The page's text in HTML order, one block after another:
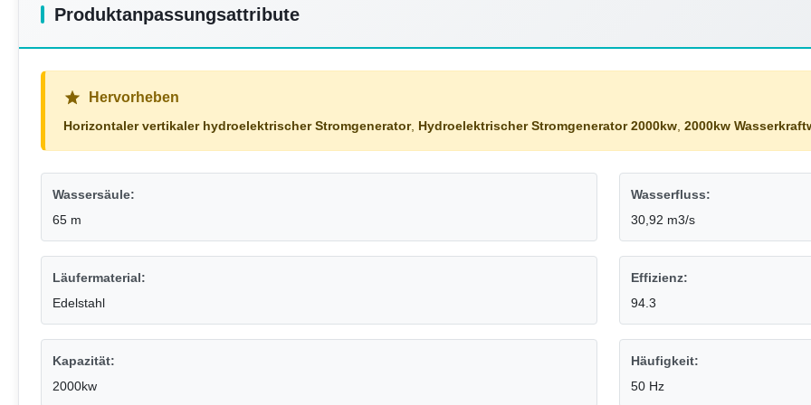
Produktanpassungsattribute
Hervorheben
Horizontaler vertikaler hydroelektrischer Stromgenerator, Hydroelektrischer Stromgenerator 2000kw 2000kw
Wassersäule:
65 m
Wasserfluss:
30,92 m3/s
Läufermaterial:
Edelstahl
Effizienz:
94.3
Kapazität:
2000kw
Häufigkeit:
50 Hz